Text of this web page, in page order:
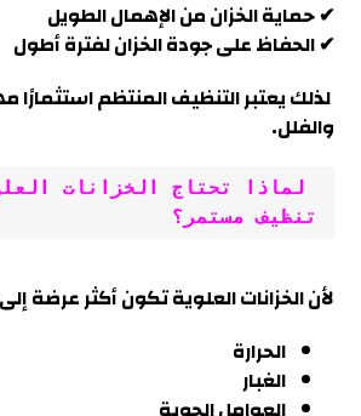
✔ حماية الخزان من الإهمال الطويل
✔ الحفاظ على جودة الخزان لفترة أطول
لذلك يعتبر التنظيف المنتظم استثمارًا
والفلل.
تنظيف مستمر؟
لأن الخزانات العلوية تكون أكثر عرضة
الحرارة
الغبار